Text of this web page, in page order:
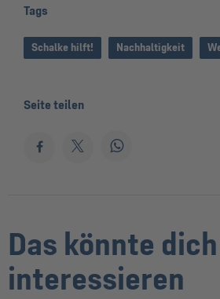
Tags
Schalke hilft! Nachhaltigkeit
Seite teilen
Das könnte
interessieren